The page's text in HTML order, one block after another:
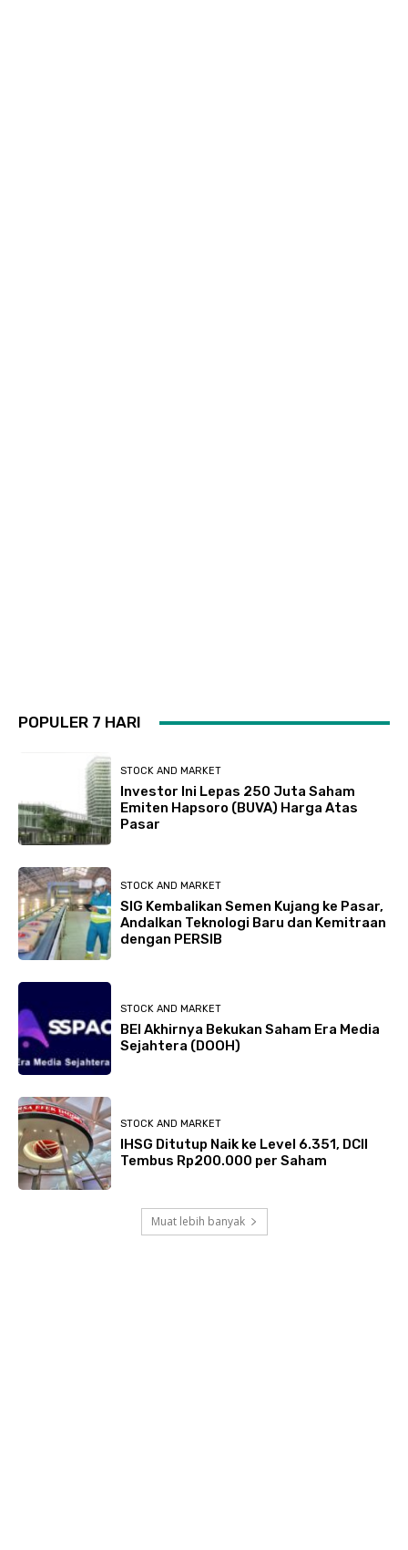
POPULER 7 HARI
STOCK AND MARKET
Investor Ini Lepas 250 Juta Saham
Emiten Hapsoro (BUVA) Harga Atas
Pasar
STOCK AND MARKET
SIG Kembalikan Semen Kujang ke Pasar,
Andalkan Teknologi Baru dan Kemitraan
dengan PERSIB
STOCK AND MARKET
BEI Akhirnya Bekukan Saham Era Media
Sejahtera (DOOH)
STOCK AND MARKET
IHSG Ditutup Naik ke Level 6.351, DCII
Tembus Rp200.000 per Saham
Muat lebih banyak